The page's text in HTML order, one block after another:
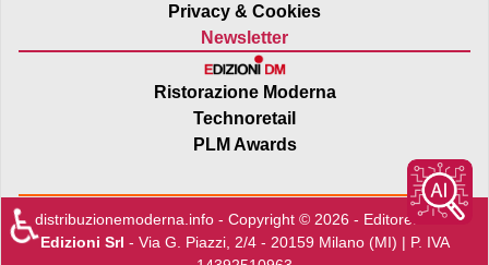
Privacy & Cookies
Newsletter
Ristorazione Moderna
Technoretail
PLM Awards
distribuzionemoderna.info - Copyright © 2026 - Editore:Edra
Edizioni Srl - Via G. Piazzi, 2/4 - 20159 Milano (MI) | P. IVA